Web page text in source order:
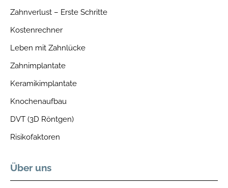
Zahnverlust – Erste Schritte
Kostenrechner
Leben mit Zahnlücke
Zahnimplantate
Keramikimplantate
Knochenaufbau
DVT (3D Röntgen)
Risikofaktoren
Über uns